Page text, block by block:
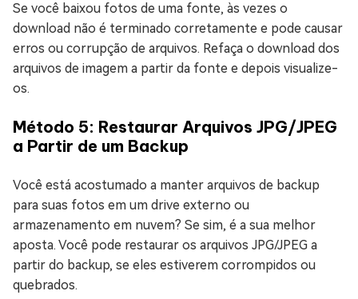
Se você baixou fotos de uma fonte, às vezes o
download não é terminado corretamente e pode causar
erros ou corrupção de arquivos. Refaça o download dos
arquivos de imagem a partir da fonte e depois visualize-
os.
Método 5: Restaurar Arquivos JPG/JPEG
a Partir de um Backup
Você está acostumado a manter arquivos de backup
para suas fotos em um drive externo ou
armazenamento em nuvem? Se sim, é a sua melhor
aposta. Você pode restaurar os arquivos JPG/JPEG a
partir do backup, se eles estiverem corrompidos ou
quebrados.